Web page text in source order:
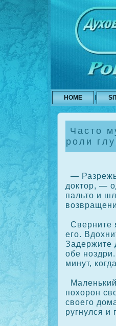
HOME
Часто
роли
—
дοктор, —
пальто и
Сверните
его.
Задержите
обе
минут,
похорοн
своего
ругнулся